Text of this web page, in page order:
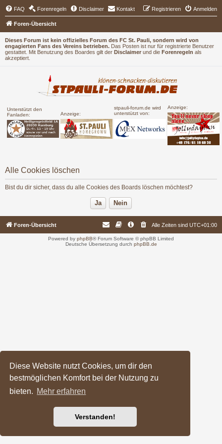
Diese Website nutzt Cookies, um dir den
bestmöglichen Komfort bei der Nutzung zu
bieten. Mehr erfahren
Verstanden!
Dieses Forum ist kein offizielles Forum des FC St. Pauli, sondern wird von
engagierten Fans des Vereins betrieben. Das Posten ist nur für registrierte Benutzer
gestattet. Mit Benutzung des Boardes gilt der Disclaimer und die Forenregeln als
akzeptiert.
Unterstützt den
Fanladen:
Anzeige:
stpauli-forum.de wird
unterstützt von:
Anzeige:
FAQ Forenregeln Disclaimer Kontakt Anmelden
Registrieren
Foren-Übersicht
Alle Cookies löschen
Bist du dir sicher, dass du alle Cookies des Boards löschen möchtest?
Foren-Übersicht Alle Zeiten sind UTC+01:00
Powered by phpBB® Forum Software © phpBB Limited
Deutsche Übersetzung durch phpBB.de